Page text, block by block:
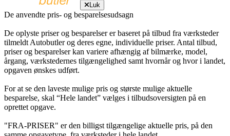
Luk
De anvendte pris- og besparelsesudsagn
De oplyste priser og besparelser er baseret på tilbud fra værksteder
tilmeldt Autobutler og deres egne, individuelle priser. Antal tilbud,
priser og besparelser kan variere afhængig af bilmærke, model,
årgang, værkstedernes tilgængelighed samt hvornår og hvor i landet,
opgaven ønskes udført.
For at se den laveste mulige pris og største mulige aktuelle
besparelse, skal “Hele landet” vælges i tilbudsoversigten på en
oprettet opgave.
"FRA-PRISER" er den billigst tilgængelige aktuelle pris, på den